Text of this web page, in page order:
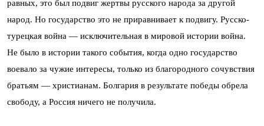
равных, это был подвиг жертвы русского народа за другой
народ. Но государство это не приравнивает к подвигу. Русско-
турецкая война — исключительная в мировой истории война.
Не было в истории такого события, когда одно государство
воевало за чужие интересы, только из благородного сочувствия
братьям — христианам. Болгария в результате победы обрела
свободу, а Россия ничего не получила.